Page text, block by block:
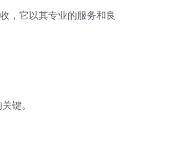
，它以其专业的服务和良
键。